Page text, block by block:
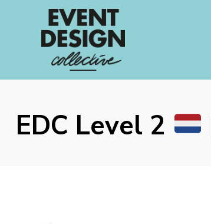
EDC Level 2